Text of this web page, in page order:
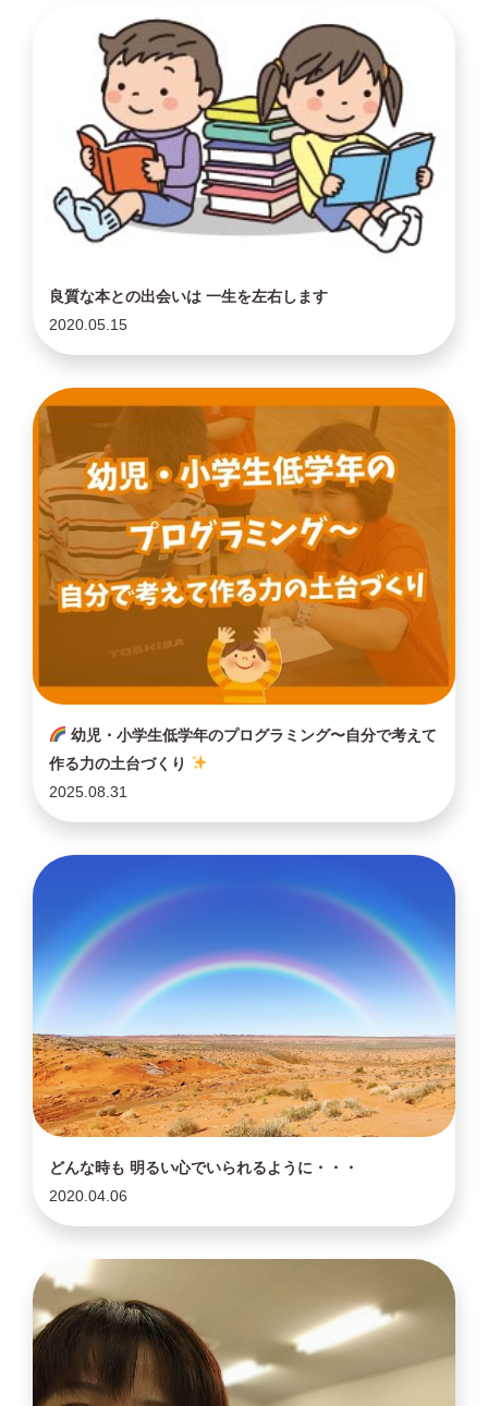
良質な本との出会いは 一生を左右します
2020.05.15
幼児・小学生低学年のプログラミング〜自分で考えて
作る力の土台づくり
2025.08.31
どんな時も 明るい心でいられるように・・・
2020.04.06